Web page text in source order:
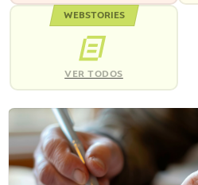
WEBSTORIES
VER TODOS